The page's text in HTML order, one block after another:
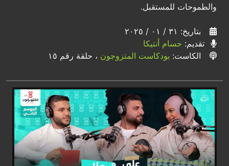
والطموحات للمستقبل.
بتاريخ: ٣١ / ٠١ / ٢٠٢٥
تقديم: حسام أنتيكا
الكاست: بودكاست المتزوجون ، حلقة رقم ١٥